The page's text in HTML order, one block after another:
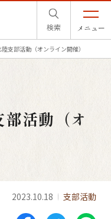
検索 メニュー
陸支部活動（オンライン開催）
部活動（オ
2023.10.18 支部活動